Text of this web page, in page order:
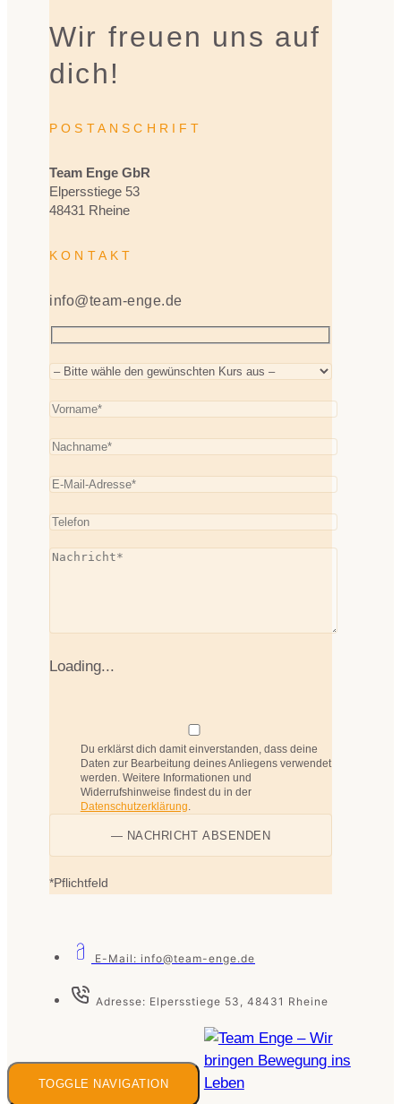
Wir freuen uns auf
dich!
POSTANSCHRIFT
Team Enge GbR
Elpersstiege 53
48431 Rheine
KONTAKT
info@team-enge.de
Loading...
Du erklärst dich damit einverstanden, dass deine
Daten zur Bearbeitung deines Anliegens verwendet
werden. Weitere Informationen und
Widerrufshinweise findest du in der
Datenschutzerklärung.
*Pflichtfeld
E-Mail: info@team-enge.de
Adresse: Elpersstiege 53, 48431 Rheine
TOGGLE NAVIGATION